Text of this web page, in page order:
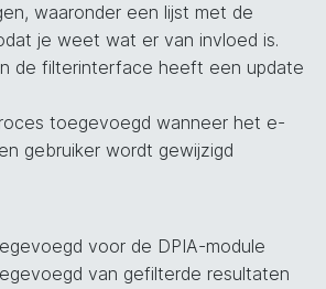
waaronder een lijst met de
je weet wat er van invloed is.
de filterinterface heeft een update
toegevoegd wanneer het e-
gebruiker wordt gewijzigd
voor de DPIA-module
van gefilterde resultaten